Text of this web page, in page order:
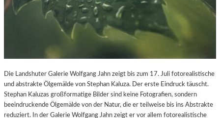
Die Landshuter Galerie Wolfgang Jahn zeigt bis zum 17. Juli fotorealistische
und abstrakte Ölgemälde von Stephan Kaluza. Der erste Eindruck täuscht.
Stephan Kaluzas großformatige Bilder sind keine Fotografien, sondern
beeindruckende Ölgemälde von der Natur, die er teilweise bis ins Abstrakte
reduziert. In der Galerie Wolfgang Jahn zeigt er vor allem fotorealistische